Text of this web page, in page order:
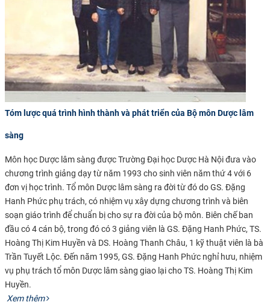
Tóm lược quá trình hình thành và phát triển của Bộ môn Dược lâm
sàng
​Môn học Dược lâm sàng được Trường Đại học Dược Hà Nội đưa vào
chương trình giảng dạy từ năm 1993 cho sinh viên năm thứ 4 với 6
đơn vị học trình. Tổ môn Dược lâm sàng ra đời từ đó do GS. Đặng
Hanh Phức phụ trách, có nhiệm vụ xây dựng chương trình và biên
soạn giáo trình để chuẩn bị cho sự ra đời của bộ môn. Biên chế ban
đầu có 4 cán bộ, trong đó có 3 giảng viên là GS. Đặng Hanh Phức, TS.
Hoàng Thị Kim Huyền và DS. Hoàng Thanh Châu, 1 kỹ thuật viên là bà
Trần Tuyết Lộc. Đến năm 1995, GS. Đặng Hanh Phức nghỉ hưu, nhiệm
vụ phụ trách tổ môn Dược lâm sàng giao lại cho TS. Hoàng Thị Kim
Huyền.​
Xem thêm